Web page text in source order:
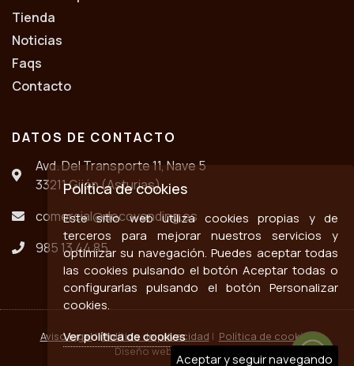
Tienda
Noticias
Faqs
Contacto
DATOS DE CONTACTO
Avd. Del Transporte 11, Nave 5
33211 Gijón (Asturias)
comercial@decovending.es
985 13 44 85
Aviso legal|Política de privacidad | Política de cookies
Diseño web ::
Política de cookies
Este sitio web utiliza cookies propias y de
terceros para mejorar nuestros servicios y
optimizar su navegación. Puedes aceptar todas
las cookies pulsando el botón Aceptar todas o
configurarlas pulsando el botón Personalizar
cookies.
Ver política de cookies
Aceptar y seguir navegando